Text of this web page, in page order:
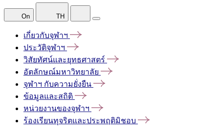
On TH
เกี่ยวกับจุฬาฯ
ประวัติจุฬาฯ
วิสัยทัศน์และยุทธศาสตร์
อัตลักษณ์มหาวิทยาลัย
จุฬาฯ กับความยั่งยืน
ข้อมูลและสถิติ
หน่วยงานของจุฬาฯ
ร้องเรียนทุจริตและประพฤติมิชอบ